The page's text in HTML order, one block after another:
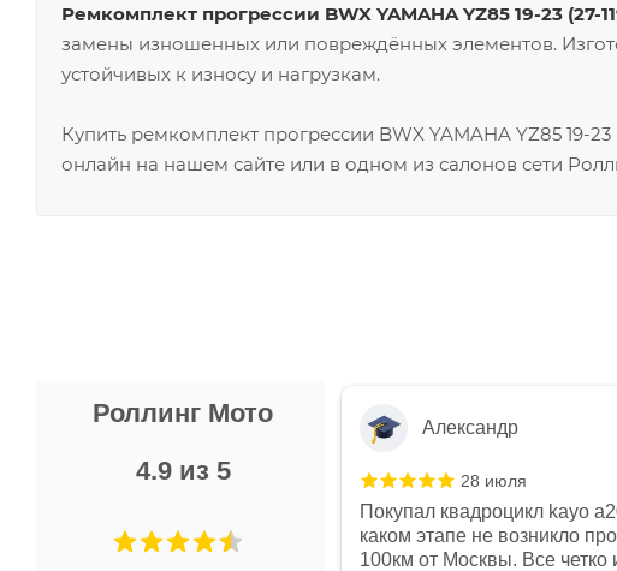
Ремкомплект прогрессии BWX YAMAHA YZ85 19-23 (27-
замены изношенных или повреждённых элементов.
устойчивых к износу и нагрузкам.
Купить ремкомплект прогрессии BWX YAMAHA YZ85 19-
онлайн на нашем сайте или в одном из салонов сети
Роллинг Мото
4.9 из 5
Не понравились условия
и дают только на год)
Александр
28 июля
Покупал квадроцикл kayo
каком этапе не возникло
100км от Москвы. Все четко